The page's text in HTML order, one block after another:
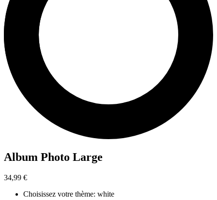
Album Photo Large
34,99 €
Choisissez votre thème: white